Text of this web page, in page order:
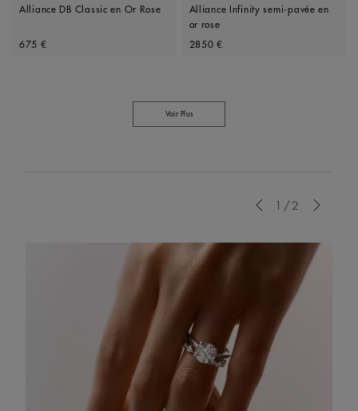
Alliance DB Classic en Or Rose
Original price
675 €
Alliance Infinity semi-pavée en
or rose
Original price
2850 €
Voir Plus
1/2